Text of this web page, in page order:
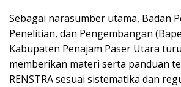
Sebagai narasumber utama, Badan
Penelitian, dan Pengembangan
Kabupaten Penajam Paser Utara
memberikan materi serta panduan
RENSTRA sesuai sistematika dan